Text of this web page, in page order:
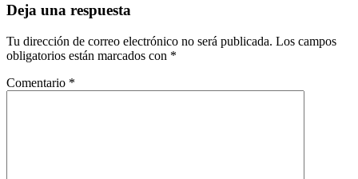
Deja una respuesta
Tu dirección de correo electrónico no será publicada. Los campos
obligatorios están marcados con *
Comentario *